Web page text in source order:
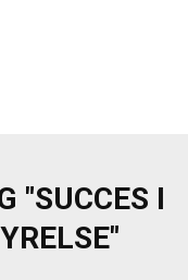
"SUCCES I